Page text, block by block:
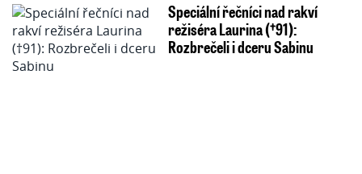
Speciální řečníci nad rakví
režiséra Laurina (†91):
Rozbrečeli i dceru Sabinu